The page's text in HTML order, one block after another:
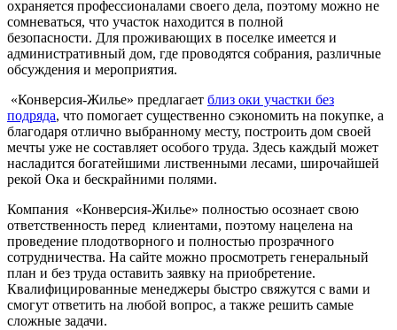
охраняется профессионалами своего дела, поэтому можно не
сомневаться, что участок находится в полной
безопасности. Для проживающих в поселке имеется и
административный дом, где проводятся собрания, различные
обсуждения и мероприятия.
«Конверсия-Жилье» предлагает близ оки участки без
подряда, что помогает существенно сэкономить на покупке, а
благодаря отлично выбранному месту, построить дом своей
мечты уже не составляет особого труда. Здесь каждый может
насладится богатейшими лиственными лесами, широчайшей
рекой Ока и бескрайними полями.
Компания «Конверсия-Жилье» полностью осознает свою
ответственность перед клиентами, поэтому нацелена на
проведение плодотворного и полностью прозрачного
сотрудничества. На сайте можно просмотреть генеральный
план и без труда оставить заявку на приобретение.
Квалифицированные менеджеры быстро свяжутся с вами и
смогут ответить на любой вопрос, а также решить самые
сложные задачи.